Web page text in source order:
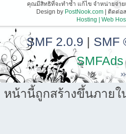
คุณมีสิทธิที่จะทำซ้ำ แก้ไข จำหน่ายจ่า
Design by PostNook.com| ติดต่อส
Hosting | Web
SMF 2.0.9 | SMF
SMFAds
หน้านี้ถูกสร้างขึ้นภายใ